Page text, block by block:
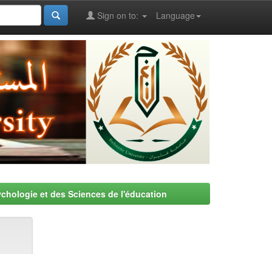
Language
Sign on to:
et des Sciences de l'éducation